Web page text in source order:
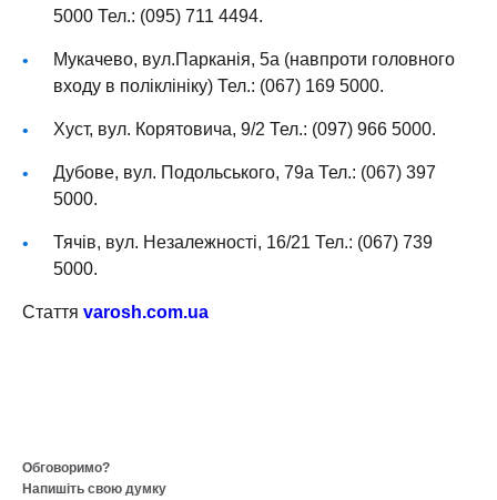
5000 Тел.: (095) 711 4494.
Мукачево, вул.Парканія, 5а (навпроти головного
входу в поліклініку) Тел.: (067) 169 5000.
Хуст, вул. Корятовича, 9/2 Тел.: (097) 966 5000.
Дубове, вул. Подольського, 79а Тел.: (067) 397
5000.
Тячів, вул. Незалежності, 16/21 Тел.: (067) 739
5000.
Стаття varosh.com.ua
Обговоримо?
Напишіть свою думку